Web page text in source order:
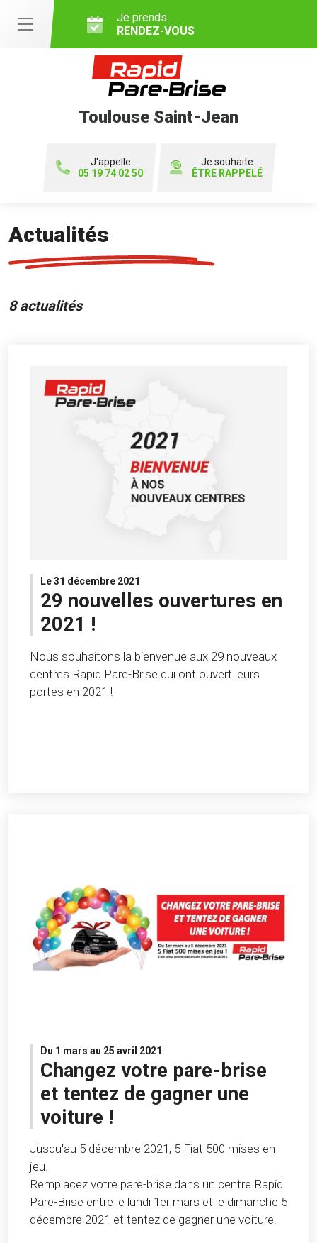
Je prends
RENDEZ-VOUS
Toulouse Saint-Jean
J'appelle
05 19 74 02 50
Je souhaite
ÊTRE RAPPELÉ
Actualités
8 actualités
Le 31 décembre 2021
29 nouvelles ouvertures en
2021 !
Nous souhaitons la bienvenue aux 29 nouveaux
centres Rapid Pare-Brise qui ont ouvert leurs
portes en 2021 !
Du 1 mars au 25 avril 2021
Changez votre pare-brise
et tentez de gagner une
voiture !
Jusqu'au 5 décembre 2021, 5 Fiat 500 mises en
jeu.
Remplacez votre pare-brise dans un centre Rapid
Pare-Brise entre le lundi 1er mars et le dimanche 5
décembre 2021 et tentez de gagner une voiture.